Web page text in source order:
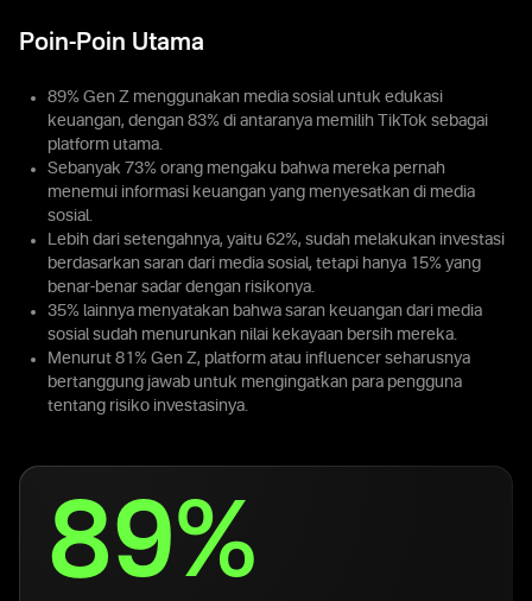
Poin-Poin Utama
89% Gen Z menggunakan media sosial untuk edukasi
keuangan, dengan 83% di antaranya memilih TikTok sebagai
platform utama.
Sebanyak 73% orang mengaku bahwa mereka pernah
menemui informasi keuangan yang menyesatkan di media
sosial.
Lebih dari setengahnya, yaitu 62%, sudah melakukan investasi
berdasarkan saran dari media sosial, tetapi hanya 15% yang
benar-benar sadar dengan risikonya.
35% lainnya menyatakan bahwa saran keuangan dari media
sosial sudah menurunkan nilai kekayaan bersih mereka.
Menurut 81% Gen Z, platform atau influencer seharusnya
bertanggung jawab untuk mengingatkan para pengguna
tentang risiko investasinya.
89%